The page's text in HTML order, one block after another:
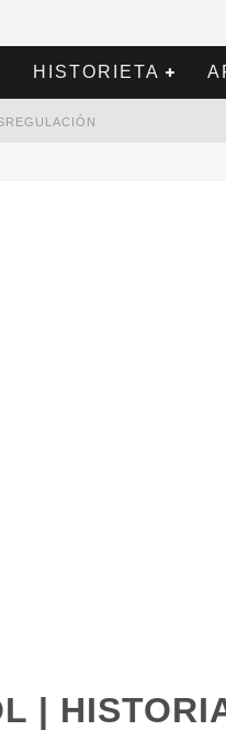
HISTORIETA
|